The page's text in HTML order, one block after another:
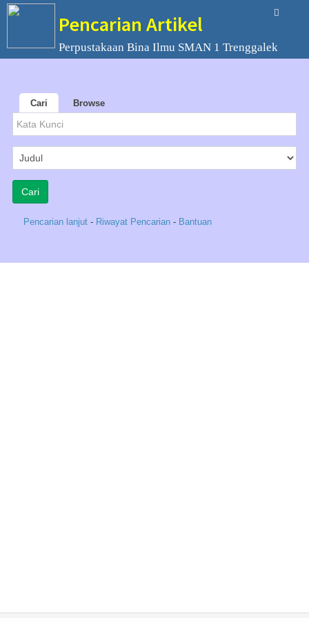
Pencarian Artikel
Perpustakaan Bina Ilmu SMAN 1 Trenggalek
Cari Browse
Pencarian lanjut - Riwayat Pencarian - Bantuan